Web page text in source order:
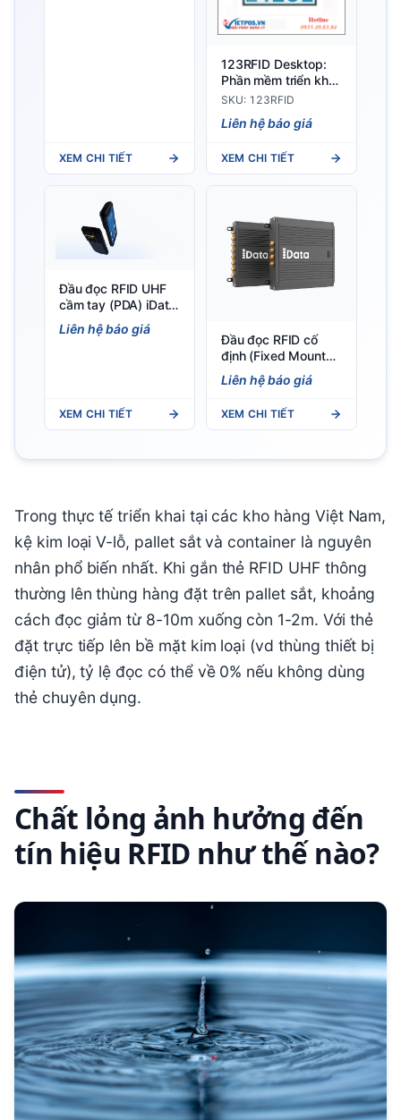
XEM CHI TIẾT
123RFID Desktop:
Phần mềm triển khai
trình đọc cố định
SKU: 123RFID
Liên hệ báo giá
XEM CHI TIẾT
Đầu đọc RFID UHF
cầm tay (PDA) iData
T2X 5G Portable
RFID Mobile
Liên hệ báo giá
XEM CHI TIẾT
Đầu đọc RFID cố
định (Fixed Mount
Reader) Đầu đọc
RFID cố định iData
R400 - Fixed Mount
RFID Reader
Liên hệ báo giá
XEM CHI TIẾT
Trong thực tế triển khai tại các kho hàng Việt Nam,
kệ kim loại V-lỗ, pallet sắt và container là nguyên
nhân phổ biến nhất. Khi gắn thẻ RFID UHF thông
thường lên thùng hàng đặt trên pallet sắt, khoảng
cách đọc giảm từ 8-10m xuống còn 1-2m. Với thẻ
đặt trực tiếp lên bề mặt kim loại (vd thùng thiết bị
điện tử), tỷ lệ đọc có thể về 0% nếu không dùng
thẻ chuyên dụng.
Chất lỏng ảnh hưởng đến
tín hiệu RFID như thế nào?